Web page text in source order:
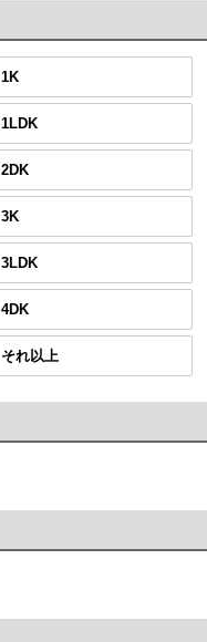
1K
1LDK
2DK
3K
3LDK
4DK
それ以上